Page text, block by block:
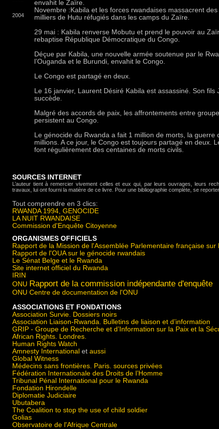
2004
envahit le Zaïre.
Novembre :Kabila et les forces rwandaises massacrent
milliers de Hutu réfugiés dans les camps du Zaïre.
29 mai : Kabila renverse Mobutu et prend le pouvoir au
rebaptise République Démocratique du Congo.
Déçue par Kabila, une nouvelle armée soutenue par le
l’Ouganda et le Burundi, envahit le Congo.
Le Congo est partagé en deux.
Le 16 janvier, Laurent Désiré Kabila est assassiné. Son fils
succède.
Malgré des accords de paix, les affrontements entre
persistent au Congo.
Le génocide du Rwanda a fait 1 million de morts, la guerre
millions. A ce jour, le Congo est toujours partagé en deux.
font régulièrement des centaines de morts civils.
SOURCES INTERNET
L’auteur tient à remercier vivement celles et eux qui, par leurs ouvrages, leurs
travaux, lui ont fourni la matière de ce livre. Pour une bibliographie complète, se
Tout comprendre en 3 clics:
RWANDA 1994, GENOCIDE
LA NUIT RWANDAISE
Commission d'Enquête Citoyenne
ORGANISMES OFFICIELS
Rapport de la Mission de l'Assemblée Parlementaire française sur
Rapport de l'OUA sur le génocide rwandais
Le Sénat Belge et le Rwanda
Site internet officiel du Rwanda
IRIN
ONU Rapport de la commission indépendante d'enquête
ONU Centre de documentation de l'ONU
ASSOCIATIONS ET FONDATIONS
Association Survie. Dossiers noirs
Association Liaison-Rwanda. Bulletins de liaison et d’information
GRIP - Groupe de Recherche et d’Information sur la Paix et la
African Rights. Londres.
Human Rights Watch
Amnesty International et aussi
Global Witness
Médecins sans frontières. Paris. sources privées
Fédération Internationale des Droits de l’Homme
Tribunal Pénal International pour le Rwanda
Fondation Hirondelle
Diplomatie Judiciaire
Ubutabera
The Coalition to stop the use of child soldier
Golias
Observatoire de l'Afrique Centrale